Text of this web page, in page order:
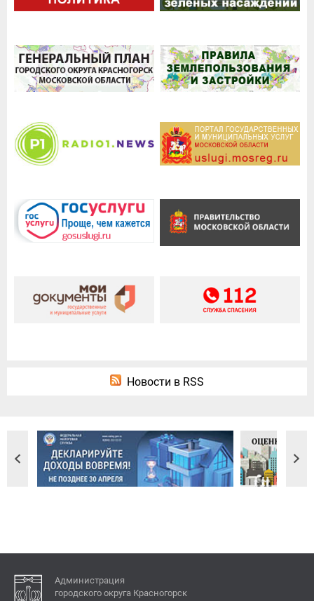
Новости в RSS
Администрация
городского округа Красногорск